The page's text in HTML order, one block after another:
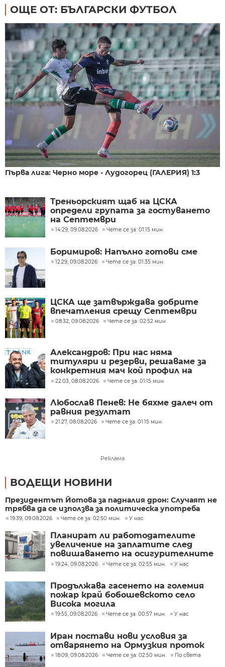
ОЩЕ ОТ: БЪЛГАРСКИ ФУТБОЛ
Първа лига: Черно море - Лудогорец (ГАЛЕРИЯ) 1:3
Треньорският щаб на ЦСКА
определи групата за гостуването
на Септември
14:29, 09.08.2026 Чете се за: 01:15 мин.
Боримиров: Напълно готови сме
12:29, 09.08.2026 Чете се за: 01:35 мин.
ЦСКА ще затвърждава добрите
впечатления срещу Септември
08:32, 09.08.2026 Чете се за: 02:52 мин.
Александров: При нас няма
титуляри и резерви, решаваме за
конкретния мач кой профил на
футболисти ни е нужен
22:03, 08.08.2026 Чете се за: 01:15 мин.
Любослав Пенев: Не бяхме далеч от
равния резултат
21:27, 08.08.2026 Чете се за: 01:15 мин.
Реклама
ВОДЕЩИ НОВИНИ
Президентът Йотова за падналия дрон: Случаят не
трябва да се използва за политическа употреба
19:39, 09.08.2026 Чете се за: 02:50 мин. У нас
Планират ли работодателите
увеличение на заплатите след
повишаването на осигурителните
прагове?
19:24, 09.08.2026 Чете се за: 02:55 мин. У нас
Продължава гасенето на големия
пожар край бобошевското село
Висока могила
19:55, 09.08.2026 Чете се за: 00:57 мин. У нас
Иран постави нови условия за
отварянето на Ормузкия проток
18:09, 09.08.2026 Чете се за: 02:50 мин. По света